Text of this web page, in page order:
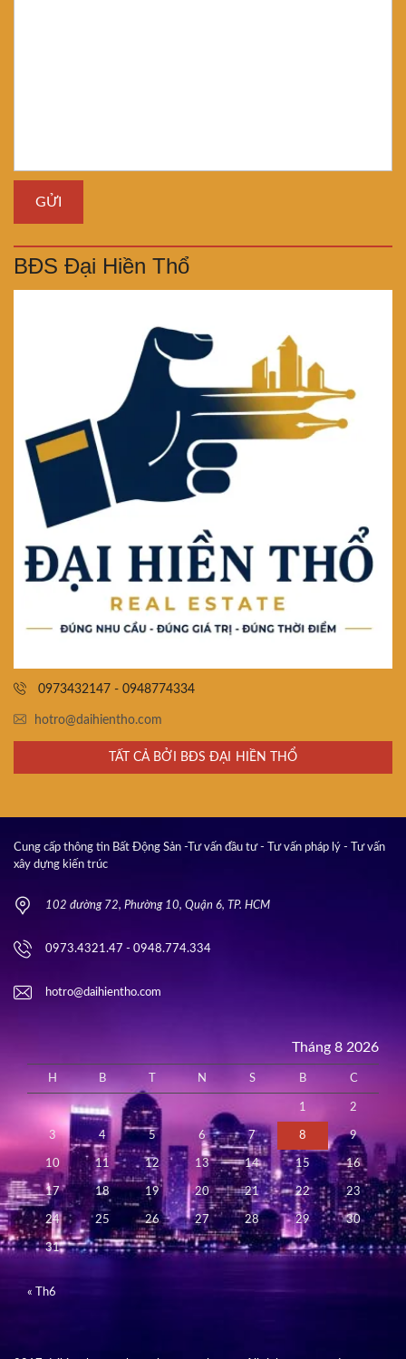
BĐS Đại Hiền Thổ
0973432147 - 0948774334
hotro@daihientho.com
TẤT CẢ BỞI BĐS ĐẠI HIỀN THỔ
Cung cấp thông tin Bất Động Sản -Tư vấn đầu tư - Tư vấn pháp lý - Tư vấn
xây dựng kiến trúc
102 đường 72, Phường 10, Quận 6, TP. HCM
0973.4321.47 - 0948.774.334
hotro@daihientho.com
Tháng 8 2026
H B N S B C
1 2
3 4 5 6 7 8 9
10 11 12 13 14 15 16
17 18 19 20 21 22 23
24 25 26 27 28 29 30
31
« Th6